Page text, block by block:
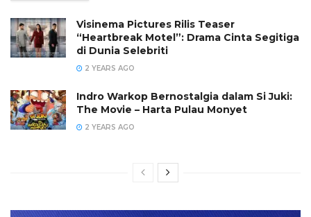
Visinema Pictures Rilis Teaser
“Heartbreak Motel”: Drama Cinta Segitiga
di Dunia Selebriti
2 YEARS AGO
Indro Warkop Bernostalgia dalam Si Juki:
The Movie – Harta Pulau Monyet
2 YEARS AGO